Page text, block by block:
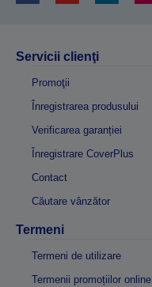
Servicii clienţi
Promoţii
Înregistrarea produsului
Verificarea garanției
Înregistrare CoverPlus
Contact
Căutare vânzător
Termeni
Termeni de utilizare
Termenii promoțiilor online